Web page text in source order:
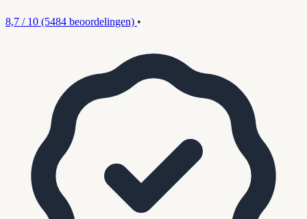
8,7 / 10 (5484 beoordelingen) •